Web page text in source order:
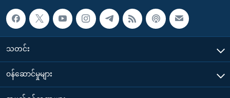
သတင်း
၀န်ဆောင်မှုများ